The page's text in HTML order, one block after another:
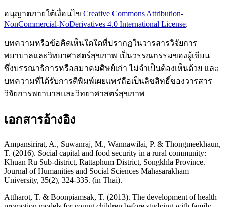
อนุญาตภายใต้เงื่อนไข Creative Commons Attribution-
NonCommercial-NoDerivatives 4.0 International License.
บทความหรือข้อคิดเห็นใดใดที่ปรากฏในวารสารวิจัยการ
พยาบาลและวิทยาศาสตร์สุขภาพ เป็นวรรณกรรมของผู้เขียน
ซึ่งบรรณาธิการหรือสมาคมศิษย์เก่า ไม่จำเป็นต้องเห็นด้วย และ
บทความที่ได้รับการตีพิมพ์เผยแพร่ถือเป็นลิขสิทธิ์ของวารสาร
วิจัยการพยาบาลและวิทยาศาสตร์สุขภาพ
เอกสารอ้างอิง
Ampansirirat, A., Suwanraj, M., Wannawilai, P. & Thongmeekhaun,
T. (2016). Social capital and food security in a rural community:
Khuan Ru Sub-district, Rattaphum District, Songkhla Province.
Journal of Humanities and Social Sciences Mahasarakham
University, 35(2), 324-335. (in Thai).
Attharot, T. & Boonpiamsak, T. (2013). The development of health